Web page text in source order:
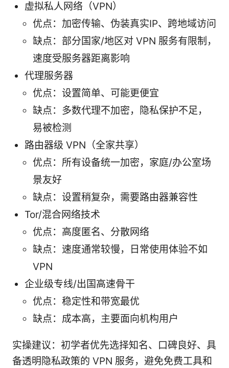
虚拟私人网络（VPN）
优点：加密传输、伪装真实IP、跨地域访问
缺点：部分国家/地区对 VPN 服务有限制，
速度受服务器距离影响
代理服务器
优点：设置简单、可能更便宜
缺点：多数代理不加密，隐私保护不足，
易被检测
路由器级 VPN（全家共享）
优点：所有设备统一加密，家庭/办公室场
景友好
缺点：设置稍复杂，需要路由器兼容性
Tor/混合网络技术
优点：高度匿名、分散网络
缺点：速度通常较慢，日常使用体验不如
VPN
企业级专线/出国高速骨干
优点：稳定性和带宽最优
缺点：成本高，主要面向机构用户
实操建议：初学者优先选择知名、口碑良好、具
备透明隐私政策的 VPN 服务，避免免费工具和